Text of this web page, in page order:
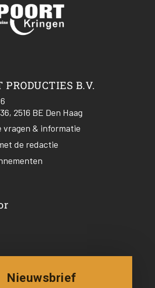
PRODUCTIES B.V.
2516 BE Den Haag
vragen & informatie
de redactie
Nieuwsbrief